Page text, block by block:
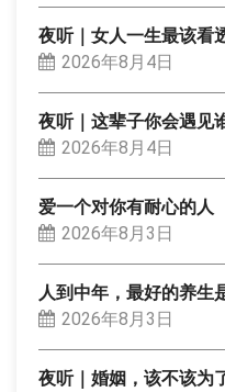
夜听｜女人一生最该看
2026年8月4日
夜听｜这辈子你会遇见
2026年8月4日
爱一个对你有耐心的人
2026年8月3日
人到中年，最好的养生
2026年8月3日
夜听｜婚姻，该不该为